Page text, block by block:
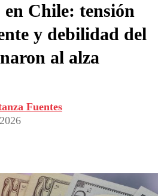
TV
Chilena
de Chile
en medios
en Chile: tensión
y debilidad del
al alza
Fuentes